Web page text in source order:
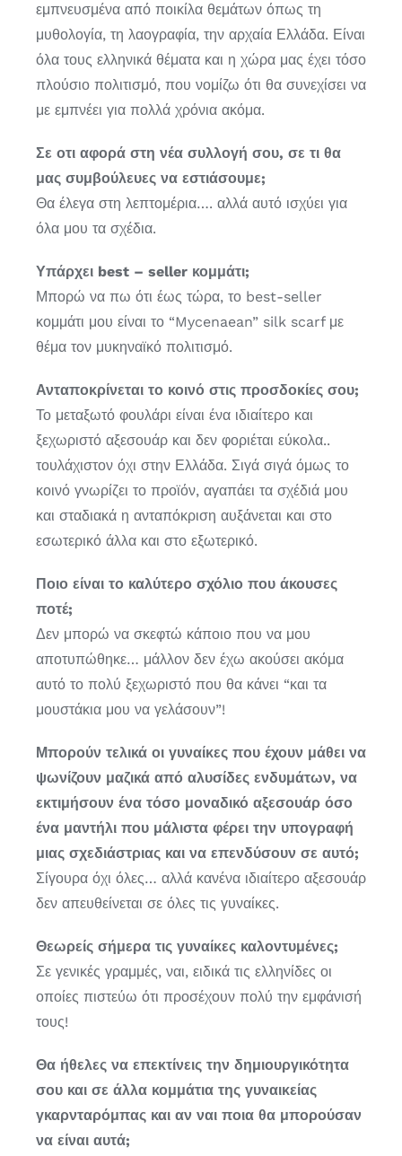
εμπνευσμένα από ποικίλα θεμάτων όπως τη
μυθολογία, τη λαογραφία, την αρχαία Ελλάδα. Είναι
όλα τους ελληνικά θέματα και η χώρα μας έχει τόσο
πλούσιο πολιτισμό, που νομίζω ότι θα συνεχίσει να
με εμπνέει για πολλά χρόνια ακόμα.
Σε οτι αφορά στη νέα συλλογή σου, σε τι θα
μας συμβούλευες να εστιάσουμε;
Θα έλεγα στη λεπτομέρια…. αλλά αυτό ισχύει για
όλα μου τα σχέδια.
Υπάρχει best – seller κομμάτι;
Μπορώ να πω ότι έως τώρα, το best-seller
κομμάτι μου είναι το “Mycenaean” silk scarf με
θέμα τον μυκηναϊκό πολιτισμό.
Ανταποκρίνεται το κοινό στις προσδοκίες σου;
Το μεταξωτό φουλάρι είναι ένα ιδιαίτερο και
ξεχωριστό αξεσουάρ και δεν φοριέται εύκολα..
τουλάχιστον όχι στην Ελλάδα. Σιγά σιγά όμως το
κοινό γνωρίζει το προϊόν, αγαπάει τα σχέδιά μου
και σταδιακά η ανταπόκριση αυξάνεται και στο
εσωτερικό άλλα και στο εξωτερικό.
Ποιο είναι το καλύτερο σχόλιο που άκουσες
ποτέ;
Δεν μπορώ να σκεφτώ κάποιο που να μου
αποτυπώθηκε… μάλλον δεν έχω ακούσει ακόμα
αυτό το πολύ ξεχωριστό που θα κάνει “και τα
μουστάκια μου να γελάσουν”!
Μπορούν τελικά οι γυναίκες που έχουν μάθει να
ψωνίζουν μαζικά από αλυσίδες ενδυμάτων, να
εκτιμήσουν ένα τόσο μοναδικό αξεσουάρ όσο
ένα μαντήλι που μάλιστα φέρει την υπογραφή
μιας σχεδιάστριας και να επενδύσουν σε αυτό;
Σίγουρα όχι όλες… αλλά κανένα ιδιαίτερο αξεσουάρ
δεν απευθείνεται σε όλες τις γυναίκες.
Θεωρείς σήμερα τις γυναίκες καλοντυμένες;
Σε γενικές γραμμές, ναι, ειδικά τις ελληνίδες οι
οποίες πιστεύω ότι προσέχουν πολύ την εμφάνισή
τους!
Θα ήθελες να επεκτίνεις την δημιουργικότητα
σου και σε άλλα κομμάτια της γυναικείας
γκαρνταρόμπας και αν ναι ποια θα μπορούσαν
να είναι αυτά;